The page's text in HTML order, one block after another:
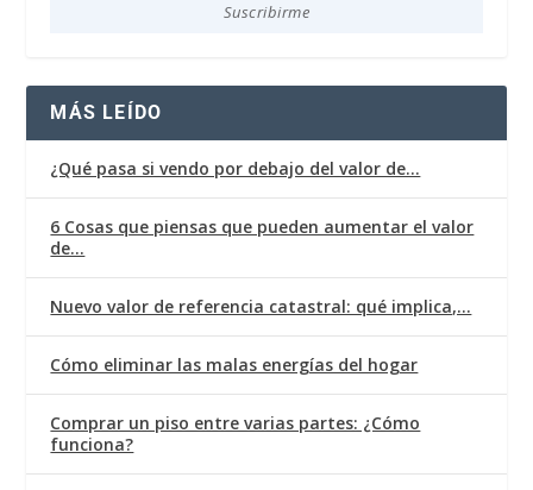
Suscribirme
MÁS LEÍDO
¿Qué pasa si vendo por debajo del valor de…
6 Cosas que piensas que pueden aumentar el valor
de…
Nuevo valor de referencia catastral: qué implica,…
Cómo eliminar las malas energías del hogar
Comprar un piso entre varias partes: ¿Cómo
funciona?